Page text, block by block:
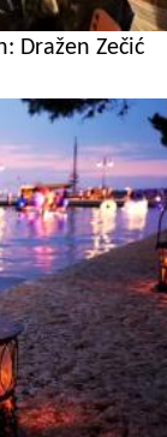
Dražen Zečić